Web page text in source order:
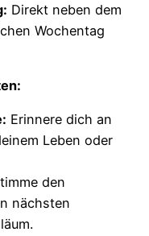
Direkt neben dem
Wochentag
Erinnere dich an
Leben oder
den
nächsten